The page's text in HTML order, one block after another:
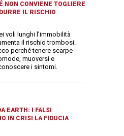
NON CONVIENE TOGLIERE
IL RISCHIO
voli lunghi l’immobilità
il rischio trombosi.
perché tenere scarpe
muoversi e
i sintomi.
EARTH: I FALSI
IN CRISI LA FIDUCIA